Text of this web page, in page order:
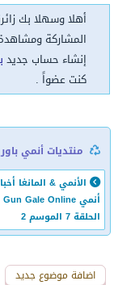
أهلا وسهلا بك
المشاركة
إنشاء حساب جديد
كنت عضواً .
منتديات أنمي باور
الأنمي & المانغا
الحلقة 7 الموسم 2
اضافة رد جديد
اضافة موضوع جديد